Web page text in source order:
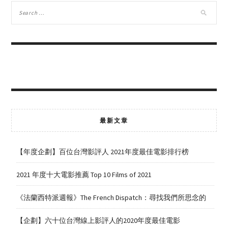
最新文章
【年度企劃】百位台灣影評人 2021年度最佳電影排行榜
2021 年度十大電影推薦 Top 10 Films of 2021
《法蘭西特派週報》The French Dispatch：尋找我們所思念的
【企劃】六十位台灣線上影評人的2020年度最佳電影